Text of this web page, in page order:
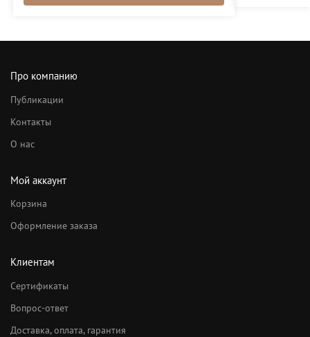
Про компанию
Публикации
Контакты
О нас
Мой аккаунт
Корзина
Оформление заказа
Клиентам
Сертификаты
Вопрос-ответ
Доставка, оплата, гарантия